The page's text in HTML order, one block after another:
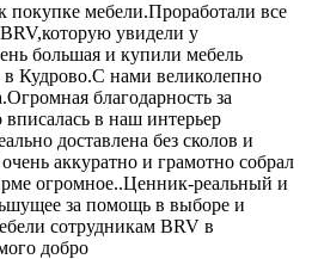
покупке мебели.Проработали все
увидели у
большая и купили мебель
Кудрово.С нами великолепно
благодарность за
в наш интерьер
доставлена без сколов и
аккуратно и грамотно собрал
огромное..Ценник-реальный и
за помощь в выборе и
сотрудникам BRV в
добро